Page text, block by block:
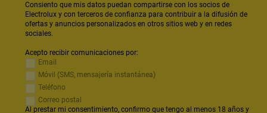
Consiento que mis datos puedan compartirse con los socios de
Electrolux y con terceros de confianza para contribuir a la difusión de
ofertas y anuncios personalizados en otros sitios web y en redes
sociales.
Acepto recibir comunicaciones por:
Email
Móvil (SMS, mensajería instantánea)
Teléfono
Correo postal
Al prestar mi consentimiento, confirmo que tengo al menos 18 años y